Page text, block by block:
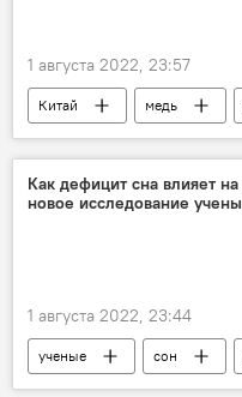
1 августа 2022, 23:57
Китай медь
Как дефицит сна влияет
новое исследование
1 августа 2022, 23:44
ученые сон